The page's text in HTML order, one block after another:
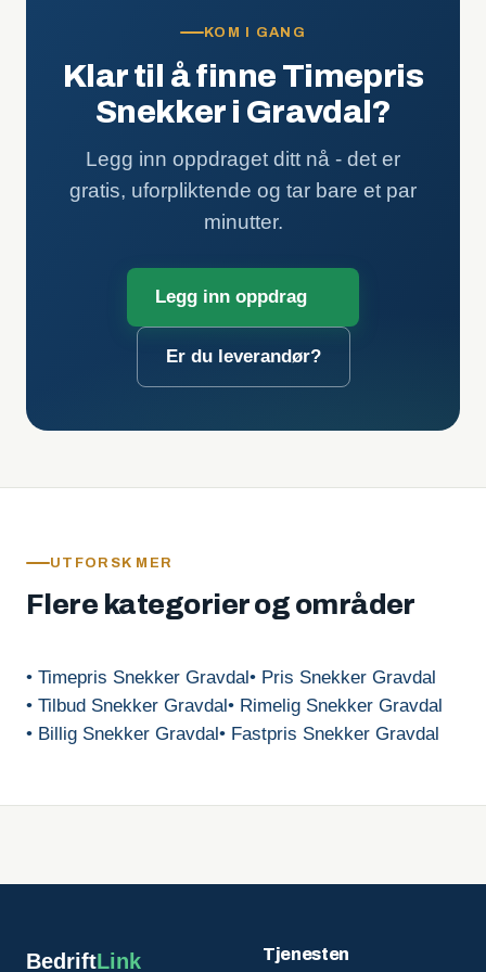
KOM I GANG
Klar til å finne Timepris
Snekker i Gravdal?
Legg inn oppdraget ditt nå - det er
gratis, uforpliktende og tar bare et par
minutter.
Legg inn oppdrag
Er du leverandør?
UTFORSK MER
Flere kategorier og områder
• Timepris Snekker Gravdal• Pris Snekker Gravdal
• Tilbud Snekker Gravdal• Rimelig Snekker Gravdal
• Billig Snekker Gravdal• Fastpris Snekker Gravdal
BedriftLink Tjenesten